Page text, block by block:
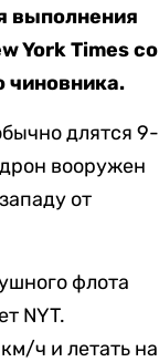
выполнения
York Times со
чиновника.
длятся 9-
вооружен
от
флота
NYT.
ч и летать на